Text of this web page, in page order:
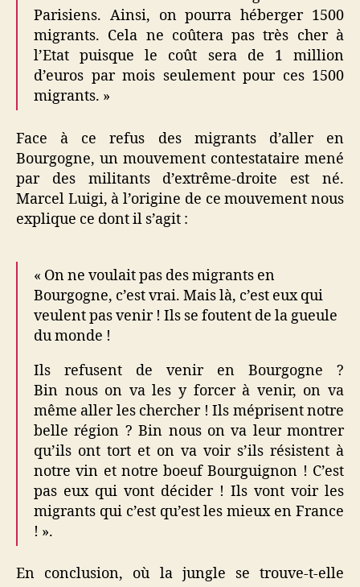
Parisiens. Ainsi, on pourra héberger 1500
migrants. Cela ne coûtera pas très cher à
l’Etat puisque le coût sera de 1 million
d’euros par mois seulement pour ces 1500
migrants. »
Face à ce refus des migrants d’aller en
Bourgogne, un mouvement contestataire mené
par des militants d’extrême-droite est né.
Marcel Luigi, à l’origine de ce mouvement nous
explique ce dont il s’agit :
« On ne voulait pas des migrants en
Bourgogne, c’est vrai. Mais là, c’est eux qui
veulent pas venir ! Ils se foutent de la gueule
du monde !
Ils refusent de venir en Bourgogne ?
Bin nous on va les y forcer à venir, on va
même aller les chercher ! Ils méprisent notre
belle région ? Bin nous on va leur montrer
qu’ils ont tort et on va voir s’ils résistent à
notre vin et notre boeuf Bourguignon ! C’est
pas eux qui vont décider ! Ils vont voir les
migrants qui c’est qu’est les mieux en France
! ».
En conclusion, où la jungle se trouve-t-elle